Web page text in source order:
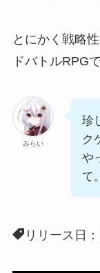
とにかく戦略
ドバトルRPG
みらい
珍
ク
や
て。
リリース日